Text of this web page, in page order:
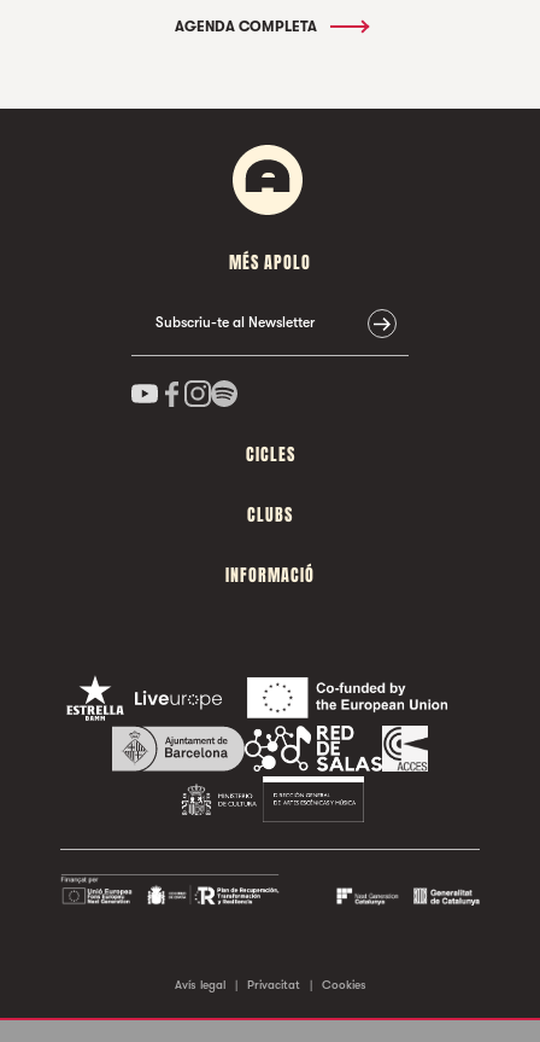
AGENDA COMPLETA
MÉS APOLO
Subscriu-te al Newsletter
CICLES
CLUBS
INFORMACIÓ
Avís legal | Privacitat | Cookies
©2026 Sala Apolo. Tots els drets reservats.